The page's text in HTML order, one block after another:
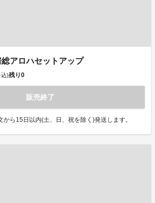
総アロハセットアップ
)残り0
販売終了
から15日以内(土、日、祝を除く)発送します。